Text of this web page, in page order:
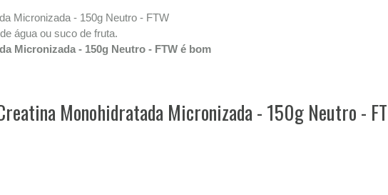
Micronizada - 150g Neutro - FTW
água ou suco de fruta.
Micronizada - 150g Neutro - FTW é bom
Monohidratada Micronizada - 150g Neutro -